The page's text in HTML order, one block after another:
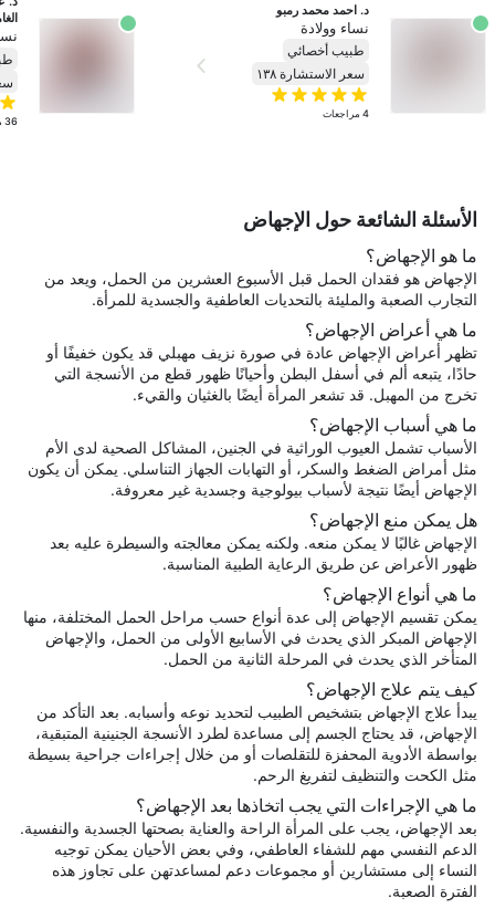
د. احمد محمد رمبو
نساء وولادة
طبيب أخصائي
سعر الاستشارة ١٣٨
4 مراجعات
36
الأسئلة الشائعة حول الإجهاض
ما هو الإجهاض؟
الإجهاض هو فقدان الحمل قبل الأسبوع العشرين من الحمل، ويعد من
التجارب الصعبة والمليئة بالتحديات العاطفية والجسدية للمرأة.
ما هي أعراض الإجهاض؟
تظهر أعراض الإجهاض عادة في صورة نزيف مهبلي قد يكون خفيفًا أو
حادًا، يتبعه ألم في أسفل البطن وأحيانًا ظهور قطع من الأنسجة التي
تخرج من المهبل. قد تشعر المرأة أيضًا بالغثيان والقيء.
ما هي أسباب الإجهاض؟
الأسباب تشمل العيوب الوراثية في الجنين، المشاكل الصحية لدى الأم
مثل أمراض الضغط والسكر، أو التهابات الجهاز التناسلي. يمكن أن يكون
الإجهاض أيضًا نتيجة لأسباب بيولوجية وجسدية غير معروفة.
هل يمكن منع الإجهاض؟
الإجهاض غالبًا لا يمكن منعه. ولكنه يمكن معالجته والسيطرة عليه بعد
ظهور الأعراض عن طريق الرعاية الطبية المناسبة.
ما هي أنواع الإجهاض؟
يمكن تقسيم الإجهاض إلى عدة أنواع حسب مراحل الحمل المختلفة، منها
الإجهاض المبكر الذي يحدث في الأسابيع الأولى من الحمل، والإجهاض
المتأخر الذي يحدث في المرحلة الثانية من الحمل.
كيف يتم علاج الإجهاض؟
يبدأ علاج الإجهاض بتشخيص الطبيب لتحديد نوعه وأسبابه. بعد التأكد من
الإجهاض، قد يحتاج الجسم إلى مساعدة لطرد الأنسجة الجنينية المتبقية،
بواسطة الأدوية المحفزة للتقلصات أو من خلال إجراءات جراحية بسيطة
مثل الكحت والتنظيف لتفريغ الرحم.
ما هي الإجراءات التي يجب اتخاذها بعد الإجهاض؟
بعد الإجهاض، يجب على المرأة الراحة والعناية بصحتها الجسدية والنفسية.
الدعم النفسي مهم للشفاء العاطفي، وفي بعض الأحيان يمكن توجيه
النساء إلى مستشارين أو مجموعات دعم لمساعدتهن على تجاوز هذه
الفترة الصعبة.